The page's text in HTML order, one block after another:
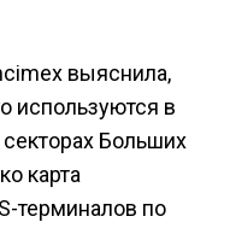
выяснила,
используются в
Больших
карта
терминалов по